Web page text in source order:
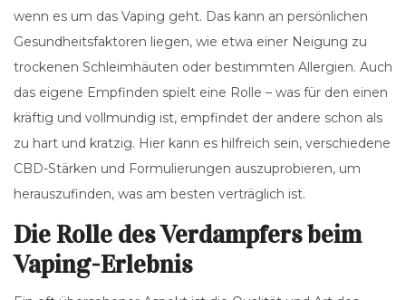
wenn es um das Vaping geht. Das kann an persönlichen
Gesundheitsfaktoren liegen, wie etwa einer Neigung zu
trockenen Schleimhäuten oder bestimmten Allergien. Auch
das eigene Empfinden spielt eine Rolle – was für den einen
kräftig und vollmundig ist, empfindet der andere schon als
zu hart und kratzig. Hier kann es hilfreich sein, verschiedene
CBD-Stärken und Formulierungen auszuprobieren, um
herauszufinden, was am besten verträglich ist.
Die Rolle des Verdampfers beim
Vaping-Erlebnis